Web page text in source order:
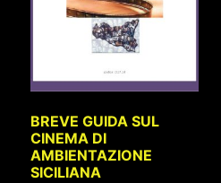
BREVE GUIDA SUL
CINEMA DI
AMBIENTAZIONE
SICILIANA